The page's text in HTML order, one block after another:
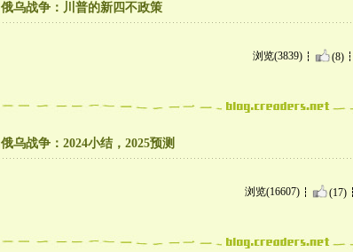
俄乌战争：川普的新四不政策
浏览(3839) (8)
俄乌战争：2024小结，2025预测
浏览(16607) (17)